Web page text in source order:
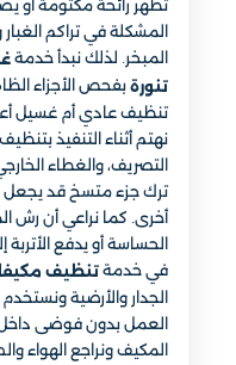
تظهر رائحة مكتومة أو
المشكلة في تراكم الغبار
المبخر. لذلك نبدأ خدمة
تنورة بفحص الأجزاء
تنظيف عادي أم غسيل
نهتم أثناء التنفيذ
التصريف، والغطاء
ترك جزء متسخ قد يجعل
أخرى. كما نراعي أن رش
الحساسة أو يدفع
في خدمةتنظيف
الجدار والأرضية
العمل بدون فوضى داخل
المكيف ونراجع الهواء